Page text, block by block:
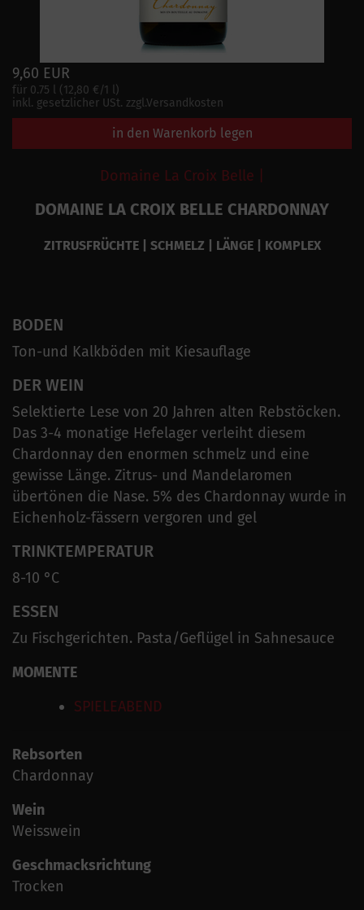
9,60 EUR
für 0.75 l (12,80 €/1 l)
inkl. gesetzlicher USt. zzgl.Versandkosten
in den Warenkorb legen
Domaine La Croix Belle |
DOMAINE LA CROIX BELLE CHARDONNAY
ZITRUSFRÜCHTE | SCHMELZ | LÄNGE | KOMPLEX
BODEN
Ton-und Kalkböden mit Kiesauflage
DER WEIN
Selektierte Lese von 20 Jahren alten Rebstöcken.
Das 3-4 monatige Hefelager verleiht diesem
Chardonnay den enormen schmelz und eine
gewisse Länge. Zitrus- und Mandelaromen
übertönen die Nase. 5% des Chardonnay wurde in
Eichenholz-fässern vergoren und gel
TRINKTEMPERATUR
8-10 °C
ESSEN
Zu Fischgerichten. Pasta/Geflügel in Sahnesauce
MOMENTE
SPIELEABEND
Rebsorten
Chardonnay
Wein
Weisswein
Geschmacksrichtung
Trocken